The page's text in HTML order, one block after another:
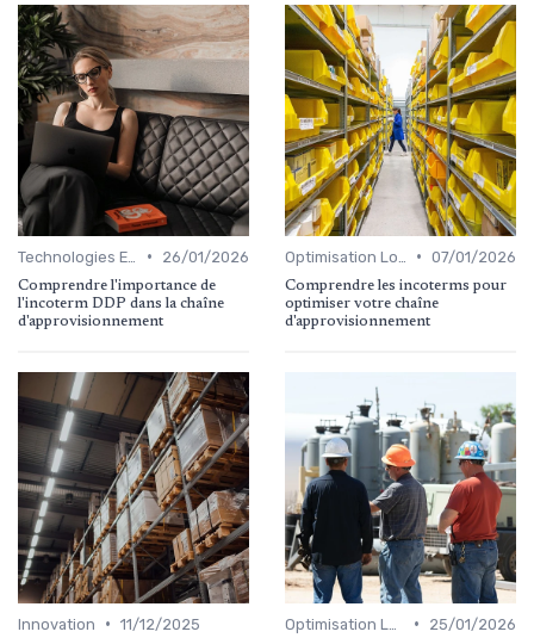
• 26/01/2026
Comprendre l'importance de
l'incoterm DDP dans la chaîne
d'approvisionnement
• 07/01/2026
Comprendre les incoterms pour
optimiser votre chaîne
d'approvisionnement
Innovation • 11/12/2025 • 25/01/2026